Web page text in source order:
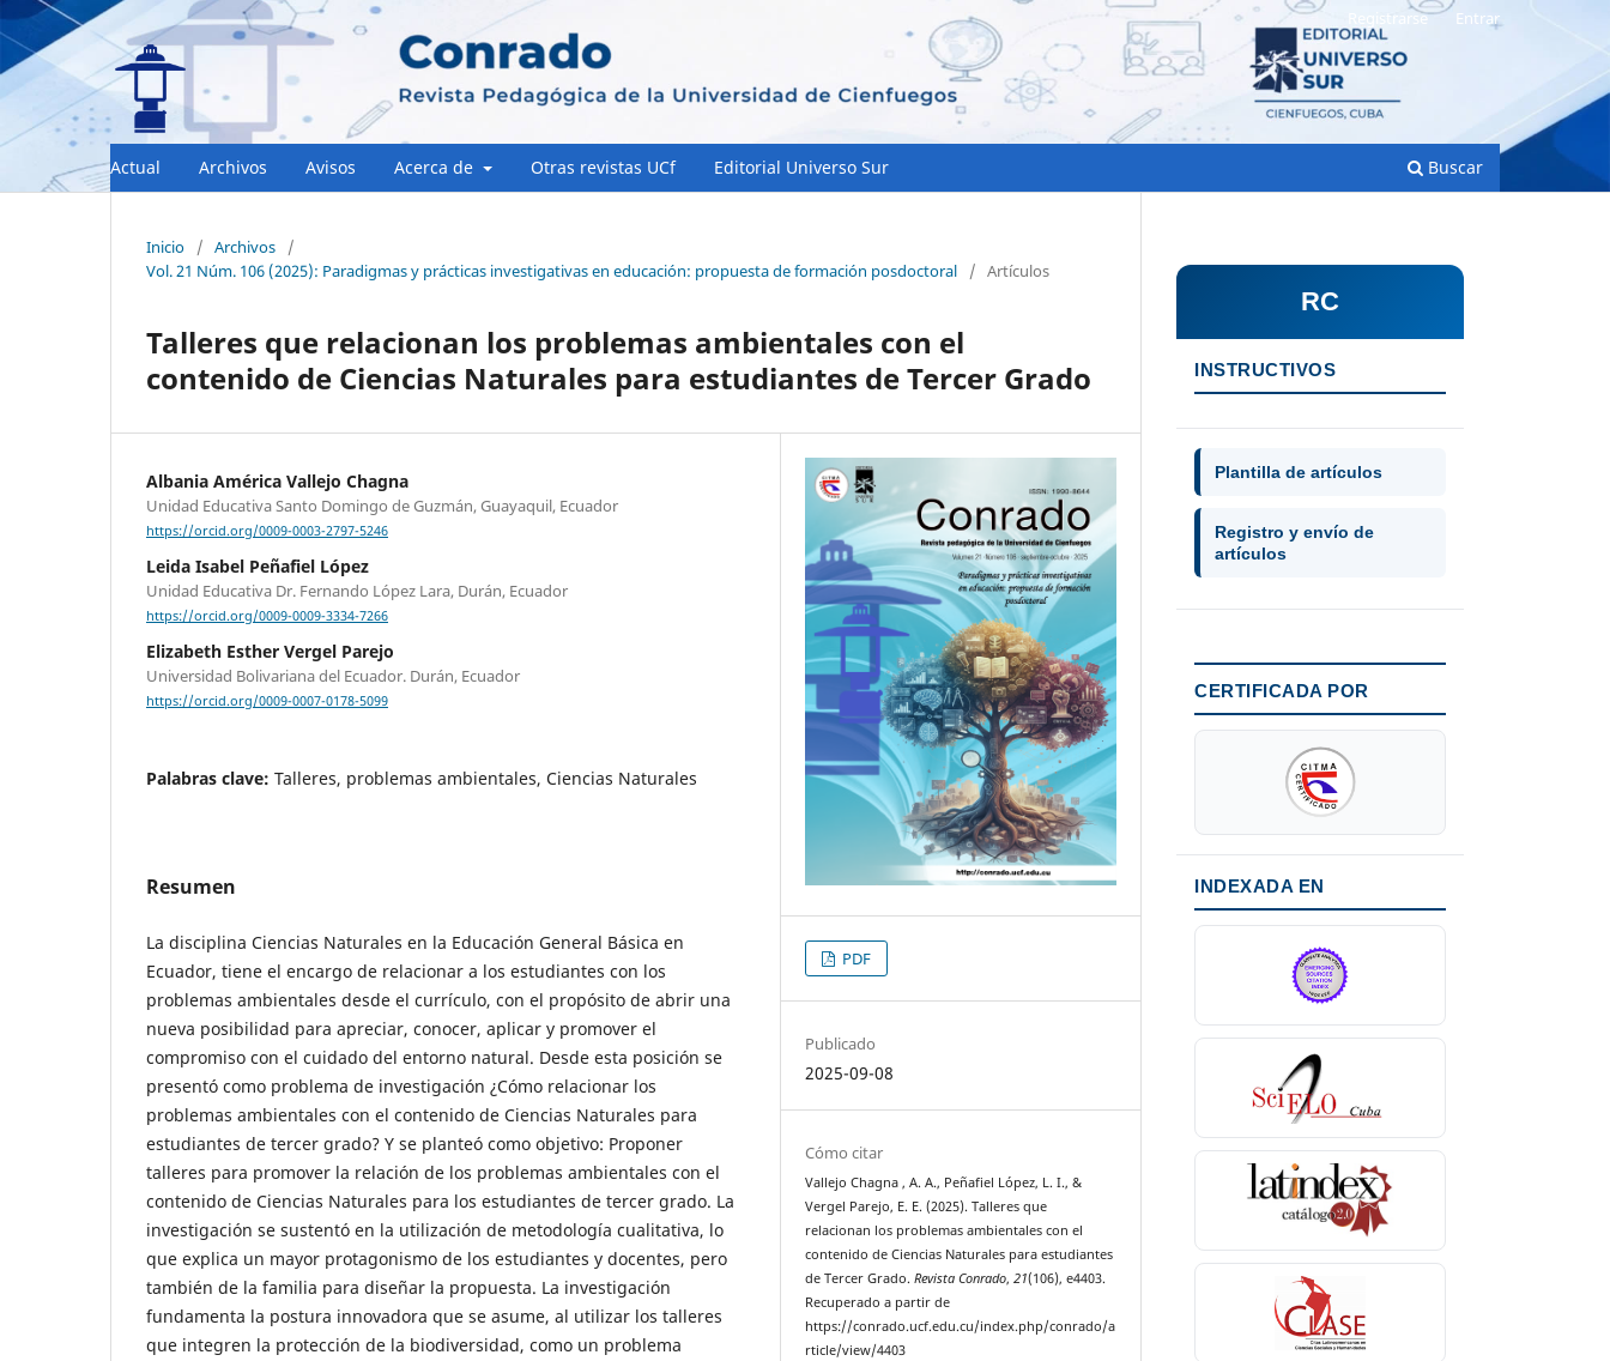
Actual Archivos Avisos Acerca de Otras revistas UCf Editorial Universo Sur Buscar
Registrarse Entrar
Inicio / Archivos
/
Vol. 21 Núm. 106 (2025): Paradigmas y prácticas investigativas en educación: propuesta de formación posdoctoral
/ Artículos
Talleres que relacionan los problemas ambientales con el
contenido de Ciencias Naturales para estudiantes de Tercer Grado
Albania América Vallejo Chagna
Unidad Educativa Santo Domingo de Guzmán, Guayaquil, Ecuador
https://orcid.org/0009-0003-2797-5246
Leida Isabel Peñafiel López
Unidad Educativa Dr. Fernando López Lara, Durán, Ecuador
https://orcid.org/0009-0009-3334-7266
Elizabeth Esther Vergel Parejo
Universidad Bolivariana del Ecuador. Durán, Ecuador
https://orcid.org/0009-0007-0178-5099
Palabras clave: Talleres, problemas ambientales, Ciencias Naturales
Resumen
La disciplina Ciencias Naturales en la Educación General Básica en
Ecuador, tiene el encargo de relacionar a los estudiantes con los
problemas ambientales desde el currículo, con el propósito de abrir una
nueva posibilidad para apreciar, conocer, aplicar y promover el
compromiso con el cuidado del entorno natural. Desde esta posición se
presentó como problema de investigación ¿Cómo relacionar los
problemas ambientales con el contenido de Ciencias Naturales para
estudiantes de tercer grado? Y se planteó como objetivo: Proponer
talleres para promover la relación de los problemas ambientales con el
contenido de Ciencias Naturales para los estudiantes de tercer grado. La
investigación se sustentó en la utilización de metodología cualitativa, lo
que explica un mayor protagonismo de los estudiantes y docentes, pero
también de la familia para diseñar la propuesta. La investigación
fundamenta la postura innovadora que se asume, al utilizar los talleres
que integren la protección de la biodiversidad, como un problema
PDF
Publicado
2025-09-08
Cómo citar
Vallejo Chagna , A. A., Peñafiel López, L. I., &
Vergel Parejo, E. E. (2025). Talleres que
relacionan los problemas ambientales con el
contenido de Ciencias Naturales para estudiantes
de Tercer Grado.Revista Conrado,21(106), e4403.
Recuperado a partir de
https://conrado.ucf.edu.cu/index.php/conrado/a
rticle/view/4403
RC
INSTRUCTIVOS
Plantilla de artículos
Registro y envío de
artículos
CERTIFICADA POR
INDEXADA EN